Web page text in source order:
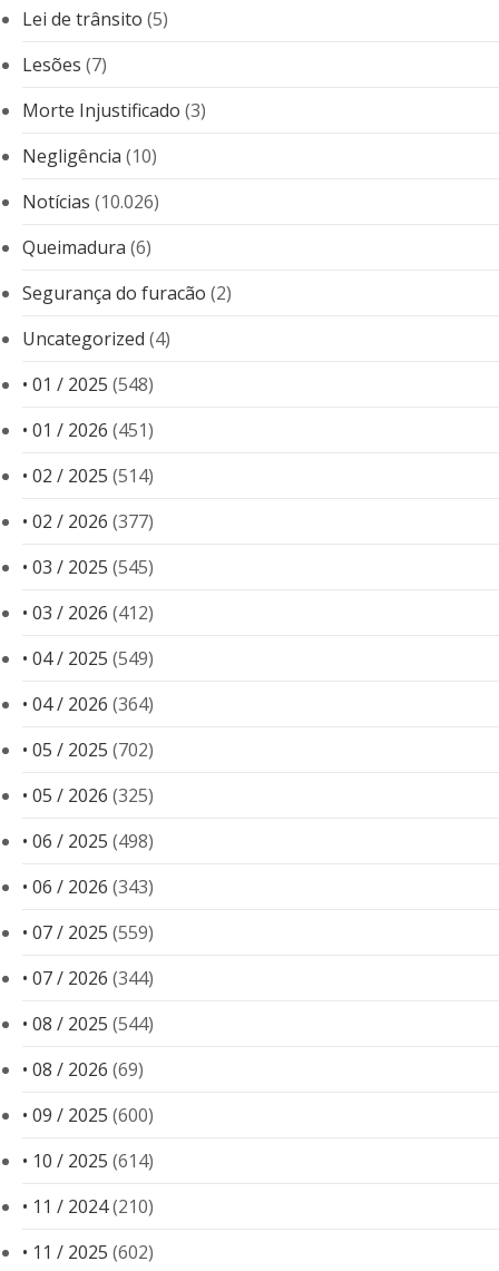
Lei de trânsito (5)
Lesões (7)
Morte Injustificado (3)
Negligência (10)
Notícias (10.026)
Queimadura (6)
Segurança do furacão (2)
Uncategorized (4)
• 01 / 2025 (548)
• 01 / 2026 (451)
• 02 / 2025 (514)
• 02 / 2026 (377)
• 03 / 2025 (545)
• 03 / 2026 (412)
• 04 / 2025 (549)
• 04 / 2026 (364)
• 05 / 2025 (702)
• 05 / 2026 (325)
• 06 / 2025 (498)
• 06 / 2026 (343)
• 07 / 2025 (559)
• 07 / 2026 (344)
• 08 / 2025 (544)
• 08 / 2026 (69)
• 09 / 2025 (600)
• 10 / 2025 (614)
• 11 / 2024(210)
• 11 / 2025 (602)